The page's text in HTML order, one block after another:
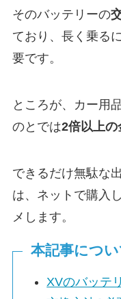
そのバッテリーの
ており、長く乗る
要です。
ところが、カー用
のとでは2倍以上の
できるだけ無駄な
は、ネットで購入
メします。
本記事につ
XVのバッテ